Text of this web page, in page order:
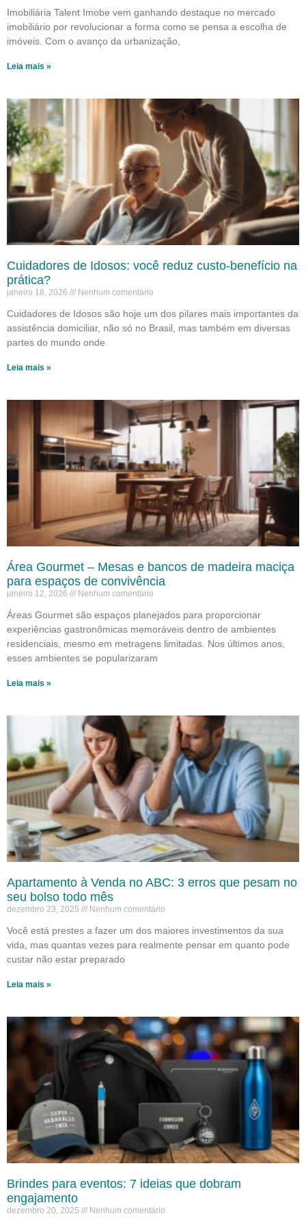
Imobiliária Talent Imobe vem ganhando destaque no mercado
imobiliário por revolucionar a forma como se pensa a escolha de
imóveis. Com o avanço da urbanização,
Leia mais »
Cuidadores de Idosos: você reduz custo-benefício na
prática?
janeiro 18, 2026 Nenhum comentário
Cuidadores de Idosos são hoje um dos pilares mais importantes da
assistência domiciliar, não só no Brasil, mas também em diversas
partes do mundo onde
Leia mais »
Área Gourmet – Mesas e bancos de madeira maciça
para espaços de convivência
janeiro 12, 2026 Nenhum comentário
Áreas Gourmet são espaços planejados para proporcionar
experiências gastronômicas memoráveis dentro de ambientes
residenciais, mesmo em metragens limitadas. Nos últimos anos,
esses ambientes se popularizaram
Leia mais »
Apartamento à Venda no ABC: 3 erros que pesam no
seu bolso todo mês
dezembro 23, 2025 Nenhum comentário
Você está prestes a fazer um dos maiores investimentos da sua
vida, mas quantas vezes para realmente pensar em quanto pode
custar não estar preparado
Leia mais »
Brindes para eventos: 7 ideias que dobram
engajamento
dezembro 20, 2025 Nenhum comentário